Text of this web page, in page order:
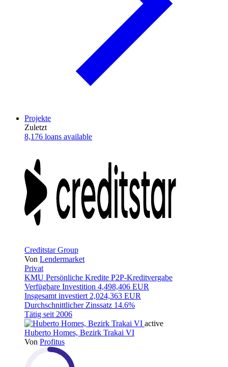
Projekte
Zuletzt
8,176 loans available
Creditstar Group
Von Lendermarket
Privat
KMU Persönliche Kredite P2P-Kreditvergabe
Verfügbare Investition 4,498,406 EUR
Insgesamt investiert 2,024,363 EUR
Durchschnittlicher Zinssatz 14.6%
Tätig seit 2006
active
Huberto Homes, Bezirk Trakai VI
Von Profitus